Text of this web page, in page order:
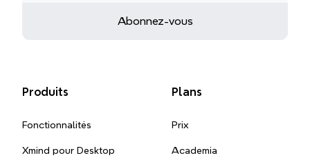
Abonnez-vous
Produits
Fonctionnalités
Xmind pour Desktop
Plans
Prix
Academia